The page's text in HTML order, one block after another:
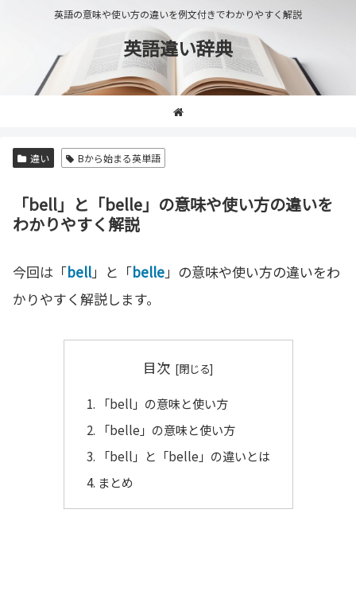
英語の意味や使い方の違いを例文付きでわかりやすく解説
英語違い辞典
違い Bから始まる英単語
「bell」と「belle」の意味や使い方の違いを
わかりやすく解説
今回は「bell」と「belle」の意味や使い方の違いをわ
かりやすく解説します。
目次
「bell」の意味と使い方
「belle」の意味と使い方
「bell」と「belle」の違いとは
まとめ